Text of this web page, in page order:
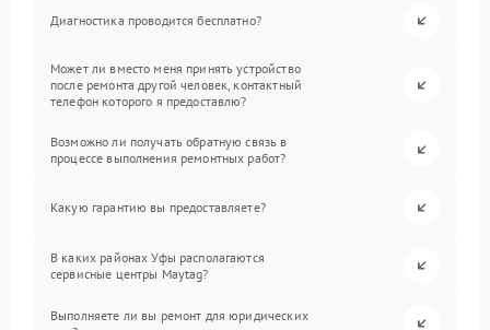
Диагностика проводится бесплатно?
Может ли вместо меня принять устройство
после ремонта другой человек, контактный
телефон которого я предоставлю?
Возможно ли получать обратную связь в
процессе выполнения ремонтных работ?
Какую гарантию вы предоставляете?
В каких районах Уфы располагаются
сервисные центры Maytag?
Выполняете ли вы ремонт для юридических